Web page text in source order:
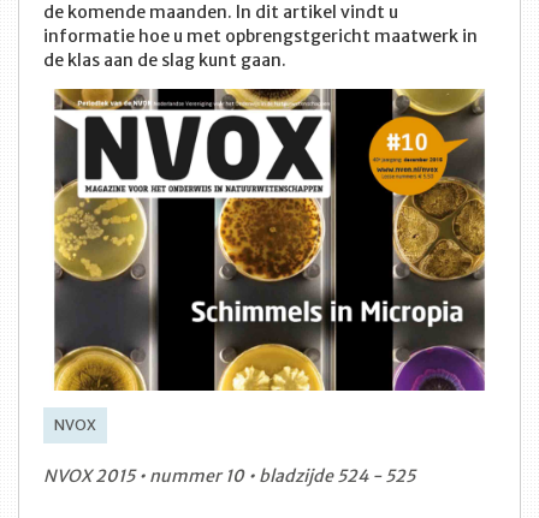
de komende maanden. In dit artikel vindt u
informatie hoe u met opbrengstgericht maatwerk in
de klas aan de slag kunt gaan.
NVOX
NVOX 2015 • nummer 10 • bladzijde 524 - 525